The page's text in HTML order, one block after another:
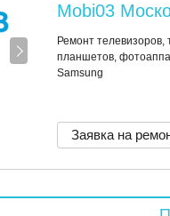
Mobi03
Ремонт телевизоров,
планшетов,
Samsung
Заявка на